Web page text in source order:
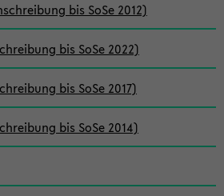
bis SoSe 2012)
bis SoSe 2022)
bis SoSe 2017)
bis SoSe 2014)